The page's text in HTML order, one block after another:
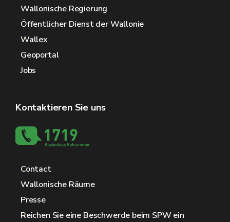
Wallonische Regierung
Öffentlicher Dienst der Wallonie
Wallex
Geoportal
Jobs
Kontaktieren Sie uns
Contact
Wallonische Räume
Presse
Reichen Sie eine Beschwerde beim SPW ein